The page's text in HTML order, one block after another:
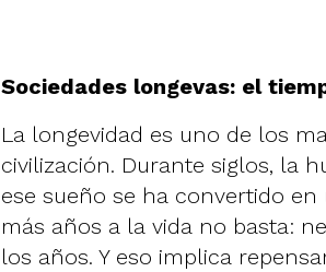
Sociedades longevas: el
La longevidad es uno de los
civilización. Durante siglos, la
ese sueño se ha convertido
más años a la vida no basta:
los años. Y eso implica